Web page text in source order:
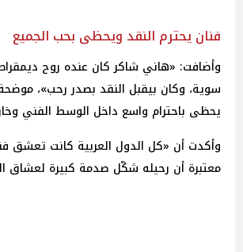
فنان يحترم النقد ويحظى بحب الجميع
وأضافت: «هاني شاكر كان عنده روح
سوية، وكان بيقبل النقد بصدر رحب»،
يحظى باحترام واسع داخل الوسط الفني
وأكدت أن «كل الدول العربية كانت تعشق
معتبرة أن رحيله شكّل صدمة كبيرة لعشاق